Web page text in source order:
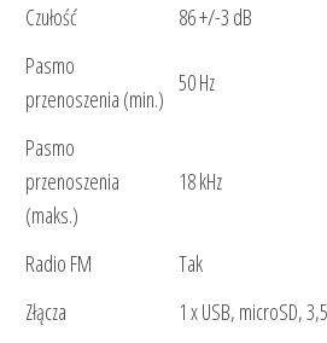
Czułość
86 +/-3 dB
Pasmo
przenoszenia (min.)
50 Hz
Pasmo
przenoszenia
(maks.)
18 kHz
Radio FM
Tak
Złącza
1 x USB, microSD,